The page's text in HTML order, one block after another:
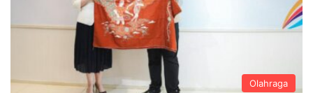
Olahraga